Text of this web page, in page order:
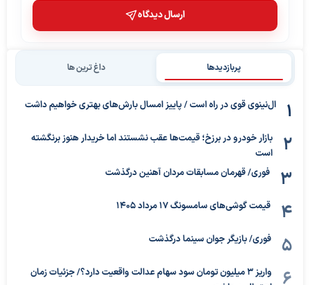
ارسال دیدگاه
پربازدیدها داغ ترین ها
ال‌نینوی قوی در راه است / پاییز امسال بارش‌های بهتری خواهیم داشت
بازار خودرو در برزخ؛ قیمت‌ها عقب نشستند اما خریدار هنوز برنگشته
است
فوری/ قهرمان مسابقات مردان آهنین درگذشت
قیمت گوشی‌های سامسونگ 17 مرداد 1405
فوری/ بازیگر جوان سینما درگذشت
واریز ۳ میلیون تومان سود سهام عدالت واقعیت دارد؟/ جزئیات زمان